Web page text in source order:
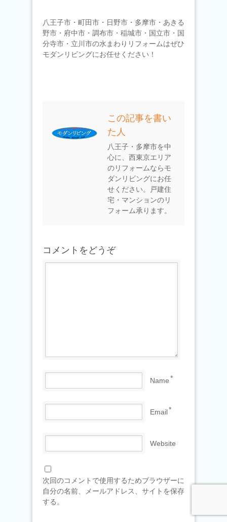
八王子市・町田市・日野市・多摩市・あきる
野市・府中市・調布市・稲城市・国立市・国
分寺市・立川市の水まわりリフォームはぜひ
モダンリビングにお任せください！
この記事を書い
た人
八王子・多摩市を中
心に、西東京エリア
のリフォームならモ
ダンリビングにお任
せください。戸建住
宅・マンションのリ
フォーム承ります。
コメントをどうぞ
Name*
Email*
Website
次回のコメントで使用するためブラウザーに
自分の名前、メールアドレス、サイトを保存
する。